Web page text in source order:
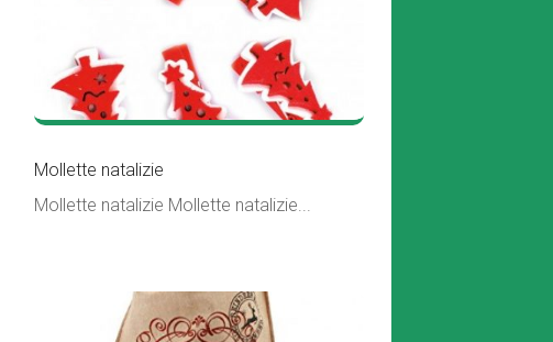
Mollette natalizie
Mollette natalizie Mollette natalizie...